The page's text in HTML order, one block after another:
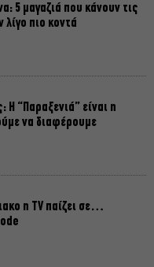
5 μαγαζιά που κάνουν τις
λίγο πιο κοντά
“Παραξενιά” είναι η
να διαφέρουμε
η TV παίζει σε…